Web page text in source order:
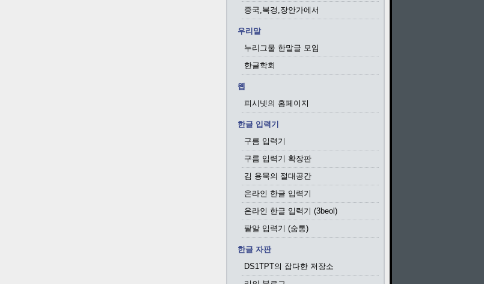
중국,북경,장안가에서
우리말
누리그물 한말글 모임
한글학회
웹
피시넷의 홈페이지
한글 입력기
구름 입력기
구름 입력기 확장판
김 용묵의 절대공간
온라인 한글 입력기
온라인 한글 입력기 (3beol)
팥알 입력기 (숨통)
한글 자판
DS1TPT의 잡다한 저장소